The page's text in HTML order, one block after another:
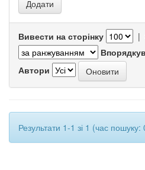
Вивести на сторінку |
Автори
Результати 1-1 зі 1 (час